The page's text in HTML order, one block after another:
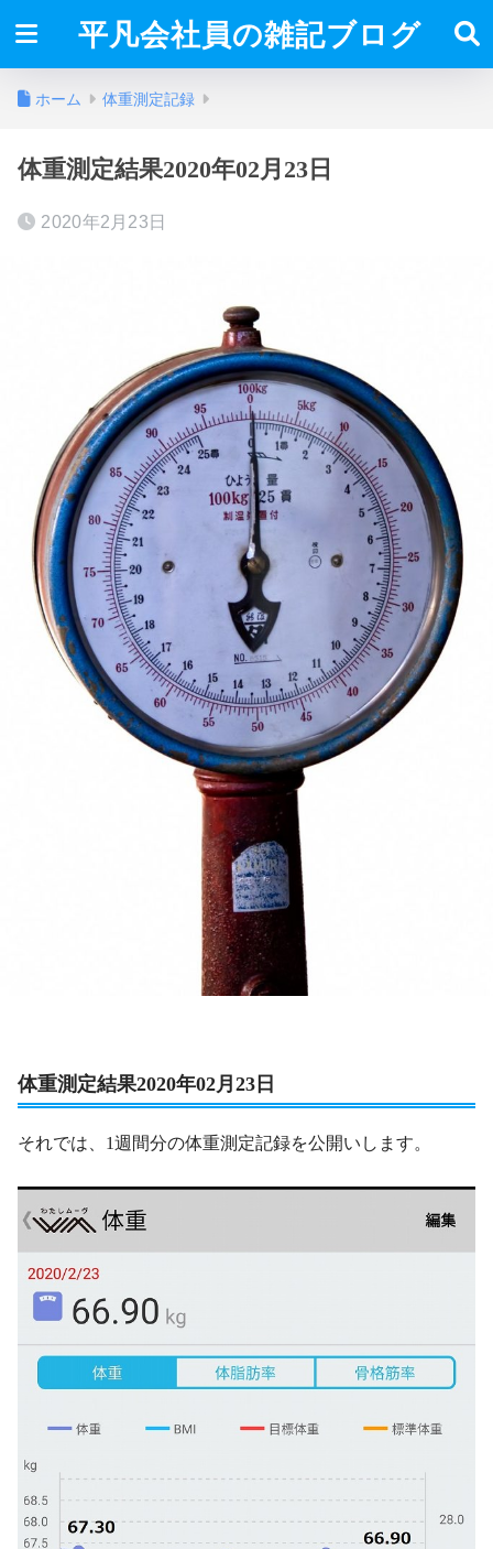
平凡会社員の雑記ブログ
ホーム 体重測定記録
体重測定結果2020年02月23日
2020年2月23日
体重測定結果2020年02月23日
それでは、1週間分の体重測定記録を公開いします。